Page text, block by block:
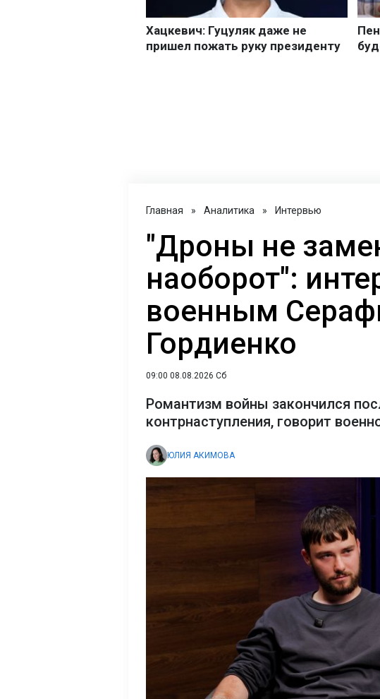
Главная » Аналитика » Интервью
"Дроны не
наоборот":
военным
Гордиенко
09:00 08.08.2026 Сб
Романтизм войны закончился
контрнаступления, говорит
ЮЛИЯ АКИМОВА